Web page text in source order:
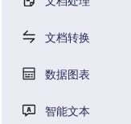
文档转换
数据图表
智能文本